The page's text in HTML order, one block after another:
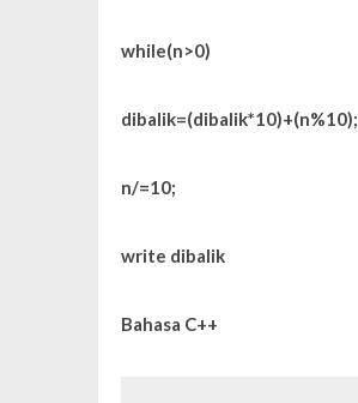
while(n>0)
dibalik=(dibalik*10)+(n%10);
n/=10;
write dibalik
Bahasa C++